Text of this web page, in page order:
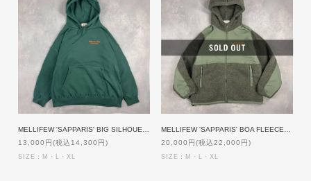
13,000円(税込14,300円)
SIZE：M・L・XL
20,000円(税込22,000円)
SIZE：M・L・XL